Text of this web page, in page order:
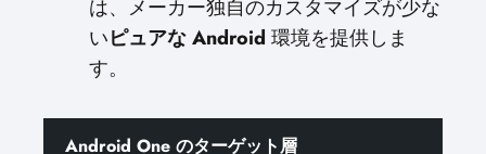
は、メーカー独自のカスタマイズが少な
いピュアな Android 環境を提供しま
す。
Android One のターゲット層